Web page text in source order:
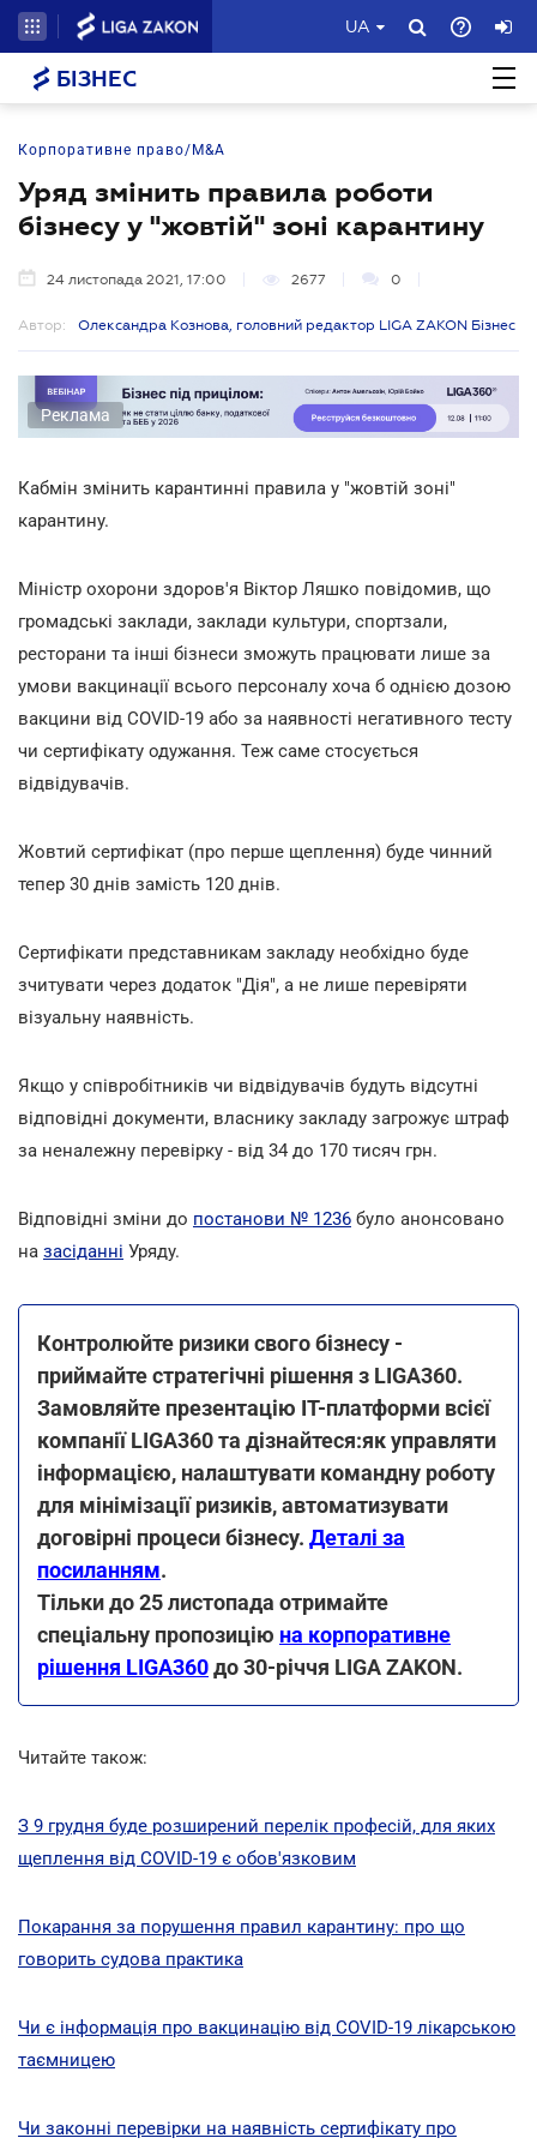
UA
БІЗНЕС
Корпоративне право/M&A
Уряд змінить правила роботи
бізнесу у "жовтій" зоні карантину
24 листопада 2021, 17:00 2677 0
Автор: Олександра Кознова, головний редактор LIGA ZAKON Бізнес
Реклама
Кабмін змінить карантинні правила у "жовтій зоні"
карантину.
Міністр охорони здоров'я Віктор Ляшко повідомив, що
громадські заклади, заклади культури, спортзали,
ресторани та інші бізнеси зможуть працювати лише за
умови вакцинації всього персоналу хоча б однією дозою
вакцини від COVID-19 або за наявності негативного тесту
чи сертифікату одужання. Теж саме стосується
відвідувачів.
Жовтий сертифікат (про перше щеплення) буде чинний
тепер 30 днів замість 120 днів.
Сертифікати представникам закладу необхідно буде
зчитувати через додаток "Дія", а не лише перевіряти
візуальну наявність.
Якщо у співробітників чи відвідувачів будуть відсутні
відповідні документи, власнику закладу загрожує штраф
за неналежну перевірку - від 34 до 170 тисяч грн.
Відповідні зміни до постанови № 1236 було анонсовано
на засіданні Уряду.
Контролюйте ризики свого бізнесу -
приймайте стратегічні рішення з LIGA360.
Замовляйте презентацію IT-платформи всієї
компанії LIGA360 та дізнайтеся:як управляти
інформацією, налаштувати командну роботу
для мінімізації ризиків, автоматизувати
договірні процеси бізнесу. Деталі за
посиланням.
Тільки до 25 листопада отримайте
спеціальну пропозицію на корпоративне
рішення LIGA360до 30-річчя LIGA ZAKON.
Читайте також:
З 9 грудня буде розширений перелік професій, для яких
щеплення від COVID-19 є обов'язковим
Покарання за порушення правил карантину: про що
говорить судова практика
Чи є інформація про вакцинацію від COVID-19 лікарською
таємницею
Чи законні перевірки на наявність сертифікату про